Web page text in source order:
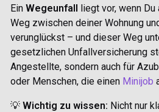
Ein Wegeunfall liegt vor, wenn
Weg zwischen deiner Wohnung
verunglückst – und dieser Weg
gesetzlichen Unfallversicherung
Angestellte, sondern auch für
oder Menschen, die einen Minijob
💡 Wichtig zu wissen: Nicht nur